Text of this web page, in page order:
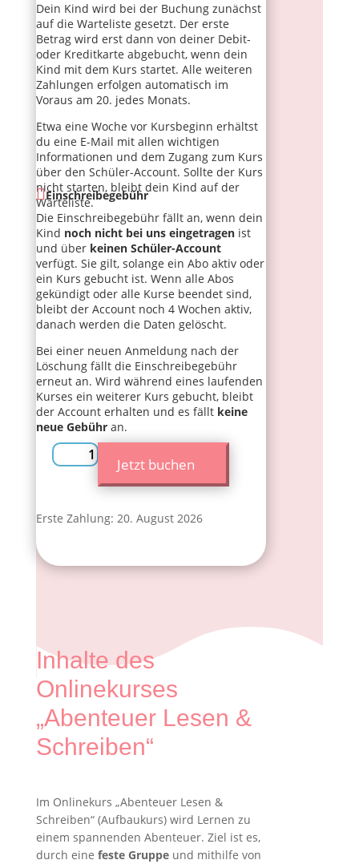
Dein Kind wird bei der Buchung zunächst
auf die Warteliste gesetzt. Der erste
Betrag wird erst dann von deiner Debit-
oder Kreditkarte abgebucht, wenn dein
Kind mit dem Kurs startet. Alle weiteren
Zahlungen erfolgen automatisch im
Voraus am 20. jedes Monats.
Etwa eine Woche vor Kursbeginn erhältst
du eine E-Mail mit allen wichtigen
Informationen und dem Zugang zum Kurs
über den Schüler-Account. Sollte der Kurs
nicht starten, bleibt dein Kind auf der
Warteliste.
Einschreibegebühr
Die Einschreibegebühr fällt an, wenn dein
Kind noch nicht bei uns eingetragen ist
und über keinen Schüler-Account
verfügt. Sie gilt, solange ein Abo aktiv oder
ein Kurs gebucht ist. Wenn alle Abos
gekündigt oder alle Kurse beendet sind,
bleibt der Account noch 4 Wochen aktiv,
danach werden die Daten gelöscht.
Bei einer neuen Anmeldung nach der
Löschung fällt die Einschreibegebühr
erneut an. Wird während eines laufenden
Kurses ein weiterer Kurs gebucht, bleibt
der Account erhalten und es fällt keine
neue Gebühran.
Onlinekurs
„Abenteuer
Schreiben“
Jetzt buchen
Erste Zahlung: 20. August 2026
Inhalte des
Onlinekurses
„Abenteuer Lesen &
Schreiben“
Im Onlinekurs „Abenteuer Lesen &
Schreiben“ (Aufbaukurs) wird Lernen zu
einem spannenden Abenteuer. Ziel ist es,
durch eine feste Gruppeund mithilfe von